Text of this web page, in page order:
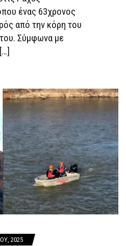
ένας 63χρονος
από την κόρη του
Σύμφωνα με
2025